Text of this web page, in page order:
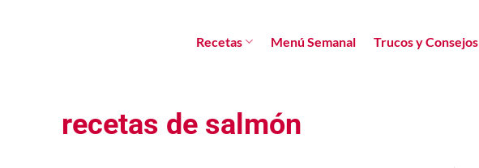
Recetas Menú Semanal Trucos y Consejos
recetas de salmón